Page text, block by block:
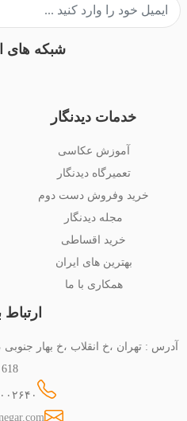
خدمات دیدنگار
آموزش عکاسی
تعمیرگاه دیدنگار
خرید وفروش دست دوم
مجله دیدنگار
خرید اقساطی
بهترین های ایران
همکاری با ما
ارتباط
آدرس : تهران ،خ انقلاب ،خ بهار جنوبی
618
۰۲۱-
شبکه های